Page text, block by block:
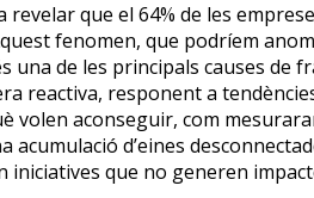
revelar que el 64% de les
fenomen, que podríem
de les principals causes de
reactiva, responent a
volen aconseguir, com
acumulació d’eines
que no generen